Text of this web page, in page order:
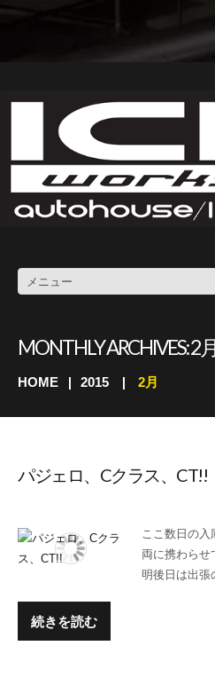
MONTHLY ARCHIVES:2
HOME 2015 2月
パジェロ、Cクラス、CT!!
ここ数日の
両に携わらせ
明後日は出張
続きを読む